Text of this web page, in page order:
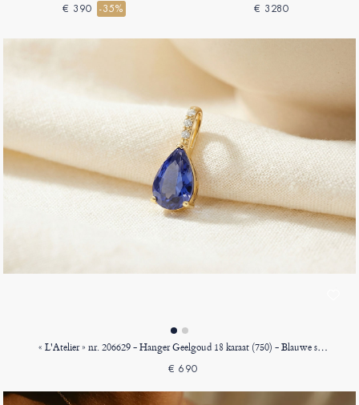
€ 390 -35% € 3280
« L'Atelier » nr. 206629 - Hanger Geelgoud 18 karaat (750) - Blauwe saffier Peer 0.3 Karaat - Setting Diamant - Geen ketting
€ 690